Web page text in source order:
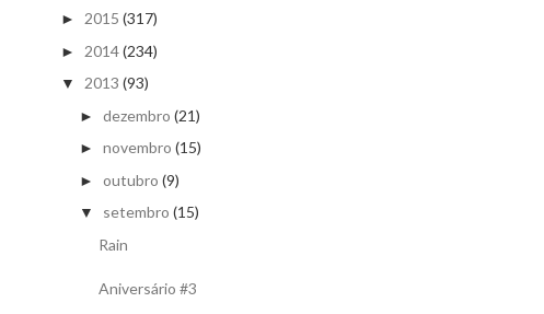
► 2015 (317)
► 2014(234)
▼ 2013 (93)
► dezembro (21)
► novembro (15)
► outubro (9)
▼ setembro (15)
Rain
Aniversário #3